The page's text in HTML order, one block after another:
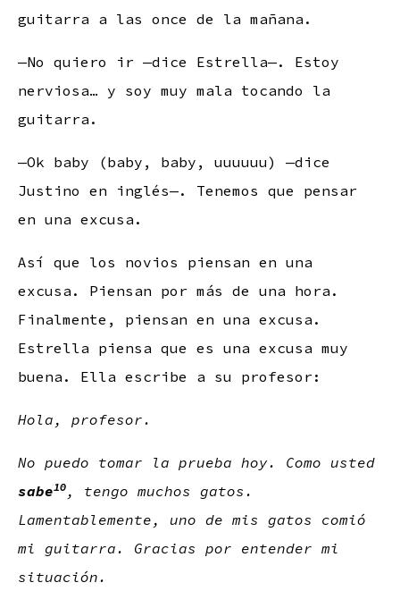
guitarra a las once de la mañana.
—No quiero ir —dice Estrella—. Estoy
nerviosa… y soy muy mala tocando la
guitarra.
—Ok baby (baby, baby, uuuuuu) —dice
Justino en inglés—. Tenemos que pensar
en una excusa.
Así que los novios piensan en una
excusa. Piensan por más de una hora.
Finalmente, piensan en una excusa.
Estrella piensa que es una excusa muy
buena. Ella escribe a su profesor:
Hola, profesor.
No puedo tomar la prueba hoy. Como usted
sabe10 , tengo muchos gatos.
Lamentablemente, uno de mis gatos comió
mi guitarra. Gracias por entender mi
situación.